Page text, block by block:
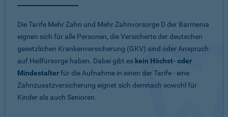
Die Tarife Mehr Zahn und Mehr Zahnvorsorge D der Barmenia
eignen sich für alle Personen, die Versicherte der deutschen
gesetzlichen Krankenversicherung (GKV) sind oder Anspruch
auf Heilfürsorge haben. Dabei gibt es kein Höchst- oder
Mindestalterfür die Aufnahme in einen der Tarife - eine
Zahnzusatzversicherung eignet sich demnach sowohl für
Kinder als auch Senioren.